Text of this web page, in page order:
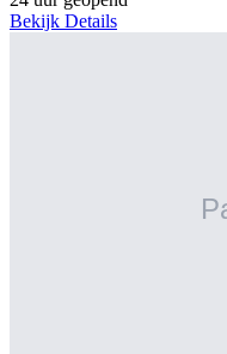
Bekijk Details